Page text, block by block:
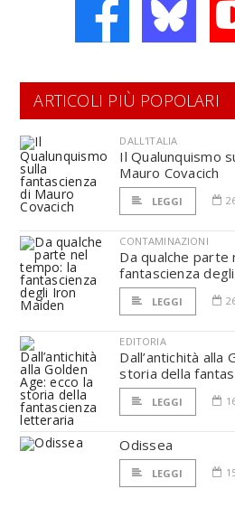
ARTICOLI PIÙ POPOLARI
DALL'ITALIA
Il Qualunquismo
Mauro Covacich
LEGGI
CONTAMINAZIONI
Da qualche parte
fantascienza
LEGGI
EDITORIA
Dall’antichità alla
storia della
LEGGI
Odissea
LEGGI